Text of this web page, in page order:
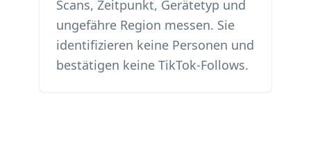
Scans, Zeitpunkt, Gerätetyp und
ungefähre Region messen. Sie
identifizieren keine Personen und
bestätigen keine TikTok-Follows.